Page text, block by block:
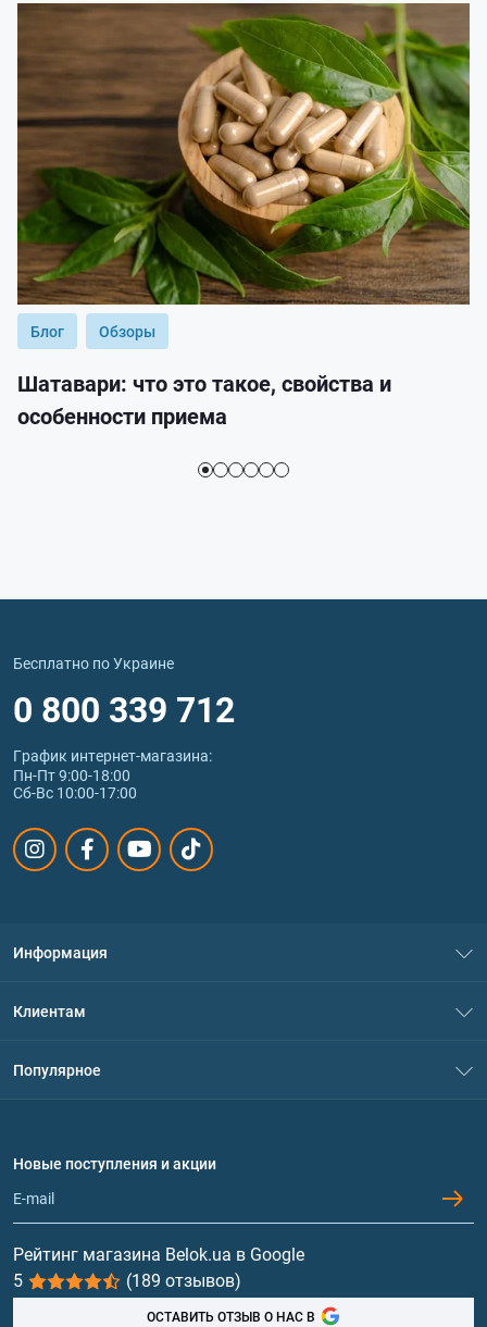
Блог Обзоры
Шатавари: что это такое, свойства и
особенности приема
Бесплатно по Украине
0 800 339 712
График интернет‑магазина:
Пн-Пт 9:00-18:00
Сб-Вс 10:00-17:00
Информация
Политика конфиденциальности
Обмен и возврат
Клиентам
Популярное
Протеин
Гейнеры
Витамины и минералы
Рыбий жир, жирные кислоты
Новые поступления и акции
Рейтинг магазина Belok.ua в Google
5
(189 отзывов)
ОСТАВИТЬ ОТЗЫВ О НАС В